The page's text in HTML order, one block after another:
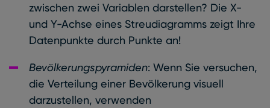
zwischen zwei Variablen darstellen? Die X-
und Y-Achse eines Streudiagramms zeigt Ihre
Datenpunkte durch Punkte an!
Bevölkerungspyramiden: Wenn Sie versuchen,
die Verteilung einer Bevölkerung visuell
darzustellen, verwenden